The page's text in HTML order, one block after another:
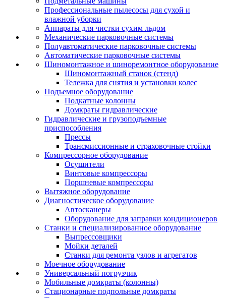
Профессиональные пылесосы для сухой и
влажной уборки
Аппараты для чистки сухим льдом
Механические парковочные системы
Полуавтоматические парковочные системы
Автоматические парковочные системы
Шиномонтажное и шиноремонтное оборудование
Шиномонтажный станок (стенд)
Тележка для снятия и установки колес
Подъемное оборудование
Подкатные колонны
Домкраты гидравлические
Гидравлические и грузоподъемные
приспособления
Прессы
Трансмиссионные и страховочные стойки
Компрессорное оборудование
Осушители
Винтовые компрессоры
Поршневые компрессоры
Вытяжное оборудование
Диагностическое оборудование
Автосканеры
Оборудование для заправки кондиционеров
Станки и специализированное оборудование
Выпрессовщики
Мойки деталей
Станки для ремонта узлов и агрегатов
Моечное оборудование
Универсальный погрузчик
Мобильные домкраты (колонны)
Стационарные подпольные домкраты